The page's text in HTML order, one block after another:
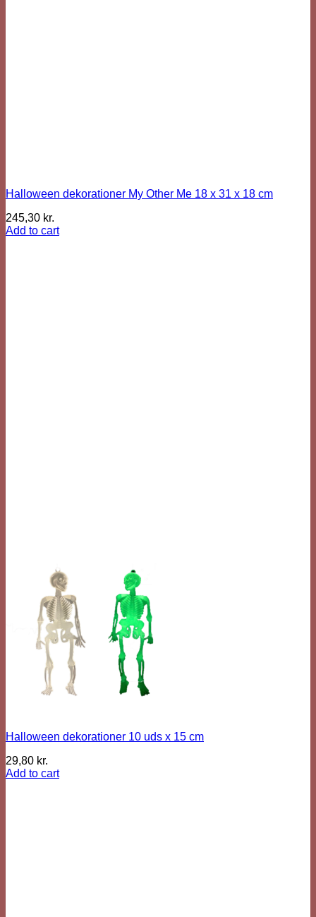
Halloween dekorationer My Other Me 18 x 31 x 18 cm
245,30 kr.
Add to cart
Halloween dekorationer 10 uds x 15 cm
29,80 kr.
Add to cart